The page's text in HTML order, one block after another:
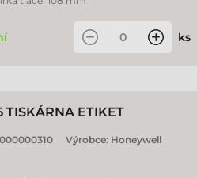
ks
ETIKET
Výrobce: Honeywell